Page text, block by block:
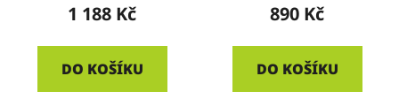
1 188 Kč
DO KOŠÍKU
890 Kč
DO KOŠÍKU